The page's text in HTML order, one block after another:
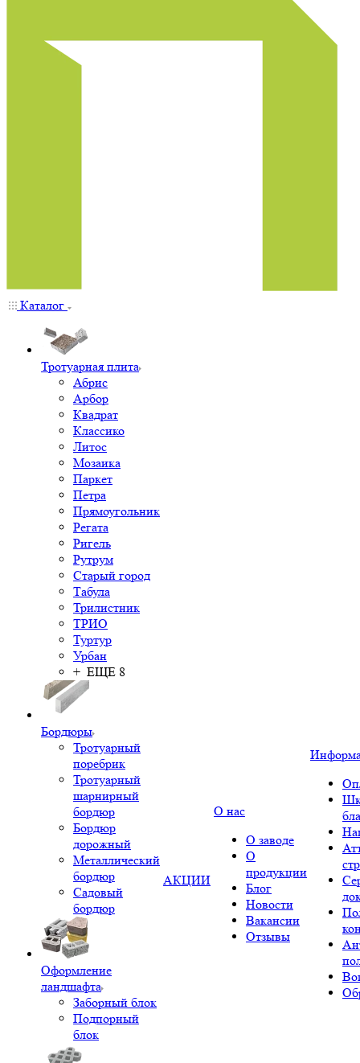
Каталог
Тротуарная плита
Абрис
Арбор
Квадрат
Классико
Литос
Мозаика
Паркет
Петра
Прямоугольник
Регата
Ригель
Рутрум
Старый город
Табула
Трилистник
ТРИО
Туртур
Урбан
+ ЕЩЕ 8
Бордюры
Тротуарный
поребрик
Тротуарный
шарнирный
бордюр
Бордюр
дорожный
Металлический
бордюр
Садовый
бордюр
Оформление
ландшафта
Заборный блок
Подпорный
блок
АКЦИИ
О нас
О заводе
О
продукции
Блог
Новости
Вакансии
Отзывы